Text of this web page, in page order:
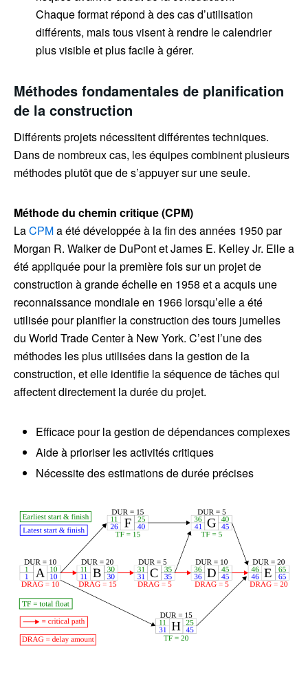
Chaque format répond à des cas d’utilisation
différents, mais tous visent à rendre le calendrier
plus visible et plus facile à gérer.
Méthodes fondamentales de planification
de la construction
Différents projets nécessitent différentes techniques.
Dans de nombreux cas, les équipes combinent plusieurs
méthodes plutôt que de s’appuyer sur une seule.
Méthode du chemin critique (CPM)
LaCPMa été développée à la fin des années 1950 par
Morgan R. Walker de DuPont et James E. Kelley Jr. Elle a
été appliquée pour la première fois sur un projet de
construction à grande échelle en 1958 et a acquis une
reconnaissance mondiale en 1966 lorsqu’elle a été
utilisée pour planifier la construction des tours jumelles
du World Trade Center à New York. C’est l’une des
méthodes les plus utilisées dans la gestion de la
construction, et elle identifie la séquence de tâches qui
affectent directement la durée du projet.
Efficace pour la gestion de dépendances complexes
Aide à prioriser les activités critiques
Nécessite des estimations de durée précises